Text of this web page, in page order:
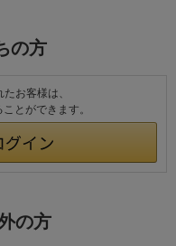
の方
お客様は、
とができます。
の方